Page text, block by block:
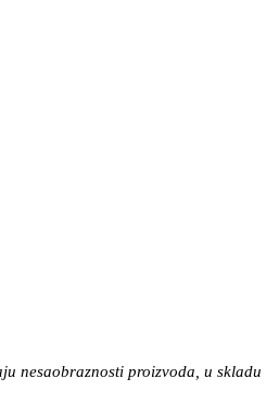
nesaobraznosti proizvoda, u skladu